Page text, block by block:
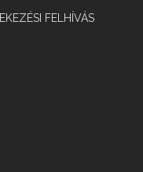
FELHÍVÁS